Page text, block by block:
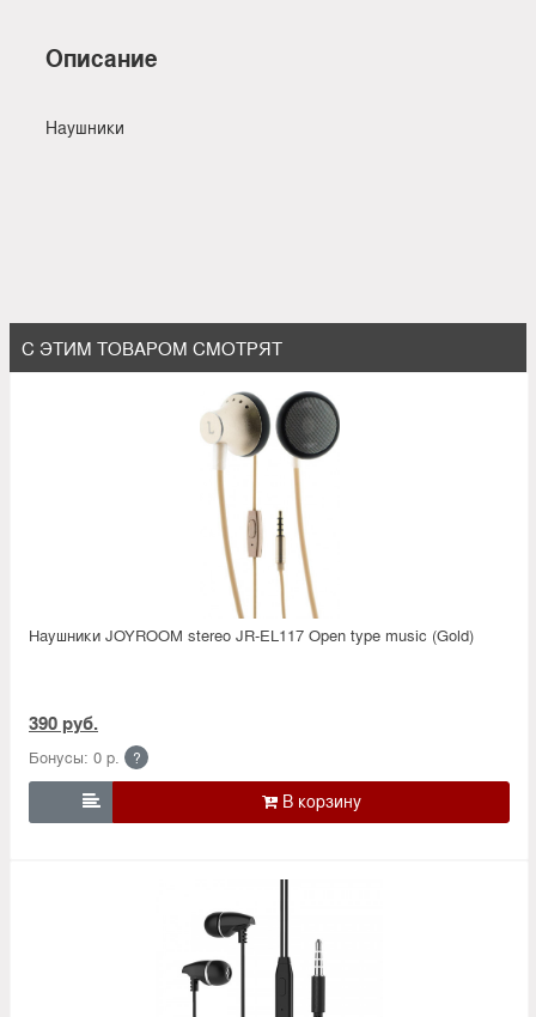
Описание
Наушники
С ЭТИМ ТОВАРОМ СМОТРЯТ
Наушники JOYROOM stereo JR-EL117 Open type music (Gold)
390 руб.
Бонусы: 0 р. ?
